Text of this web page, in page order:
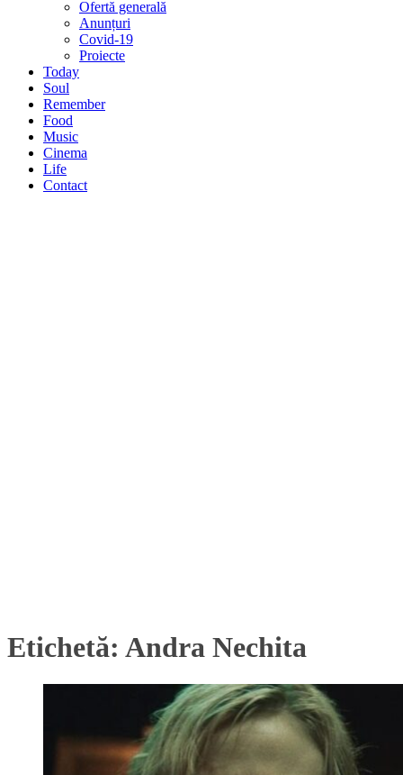
Ofertă generală
Anunțuri
Covid-19
Proiecte
Today
Soul
Remember
Food
Music
Cinema
Life
Contact
Etichetă: Andra Nechita